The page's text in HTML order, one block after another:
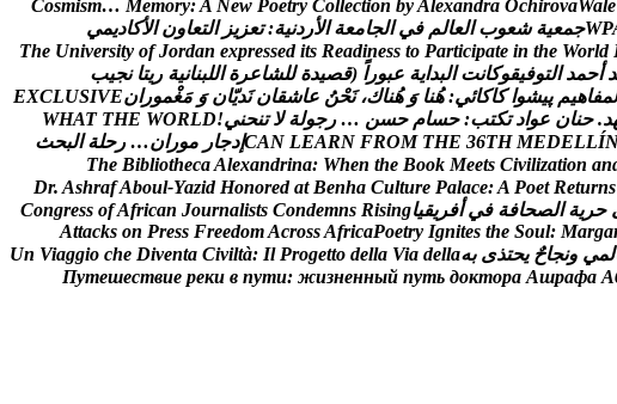
Cosmism… Memory:A New Poetry Collection byAlexandra OchirovaWale
WP جمعية شعوب العالم في الجامعة الردنية: تعزيز التعاون الكاديمي
The University of Jordan expressed its Readiness to Participate in the World
د أحمد التوفيقوكانت البداية عبورا (قصيدة للشاعرة اللبنانية ريتا نجيب
لمفاهيم پیشوا کاکائي: هنا و هناك، نحن عاشقان نديان و مغموران EXCLUSIVE
د. حنان عواد تكتب: حسام حسن … رجولة ل تنحني!
WHAT THE WORLD
CAN LEARN FROM THE 36TH MEDELLÍ إدجار موران… رحلة البحث
The BibliothecaAlexandrina: When the Book Meets Civilization an
Dr. AshrafAboul-Yazid Honored at Benha Culture Palace:A Poet Returns
حرية الصحافة في أفريقيا Congress ofAfrican Journalists Condemns Rising
Attacks on Press FreedomAcrossAfricaPoetry Ignites the Soul: Marga
لمي ونجاح يحتذى به Un Viaggio che Diventa Civiltà: Il Progetto della Via della
Путешествие реки в пути: жизненный путь доктора Ашрафа А